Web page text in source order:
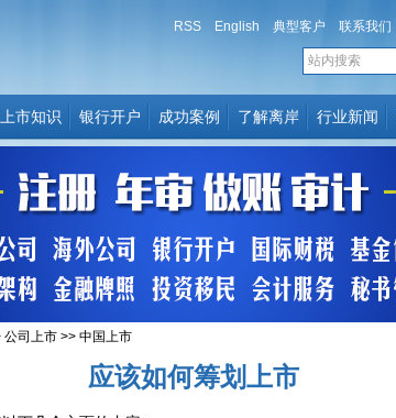
RSS English 典型客户 联系我们
上市知识 银行开户 成功案例 了解离岸 行业新闻
公司上市 >> 中国上市
应该如何筹划上市